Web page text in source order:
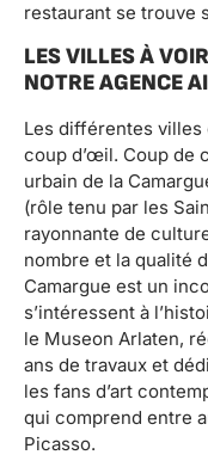
restaurant se trouve
LES VILLES À
NOTRE AGENCE
Les différentes villes
coup d’œil. Coup de
urbain de la
(rôle tenu par les
rayonnante de
nombre et la qualité
Camargue est un
s’intéressent à
le Museon Arlaten,
ans de travaux et
les fans d’art
qui comprend entre
Picasso.